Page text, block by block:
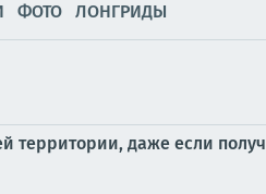
ФОТО ЛОНГРИДЫ
территории, даже если